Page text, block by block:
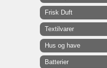
Frisk Duft
Textilvarer
Hus og have
Batterier